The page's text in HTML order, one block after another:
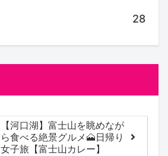
28
【河口湖】富士山を眺めなが
ら食べる絶景グルメ🗻日帰り
女子旅【富士山カレー】